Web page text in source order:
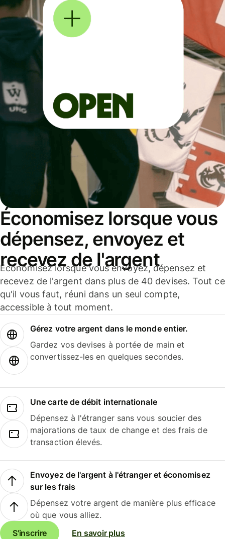
Économisez lorsque vous
dépensez, envoyez et
recevez de l'argent
Économisez lorsque vous envoyez, dépensez et
recevez de l'argent dans plus de 40 devises. Tout ce
qu'il vous faut, réuni dans un seul compte,
accessible à tout moment.
Gérez votre argent dans le monde entier.
Gardez vos devises à portée de main et
convertissez-les en quelques secondes.
Une carte de débit internationale
Dépensez à l'étranger sans vous soucier des
majorations de taux de change et des frais de
transaction élevés.
Envoyez de l'argent à l'étranger et économisez
sur les frais
Dépensez votre argent de manière plus efficace
où que vous alliez.
S'inscrire
En savoir plus